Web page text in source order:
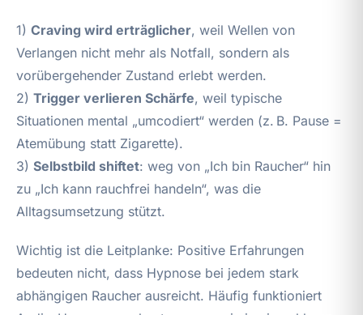
1) Craving wird erträglicher, weil Wellen von
Verlangen nicht mehr als Notfall, sondern als
vorübergehender Zustand erlebt werden.
2) Trigger verlieren Schärfe, weil typische
Situationen mental „umcodiert“ werden (z. B. Pause =
Atemübung statt Zigarette).
3) Selbstbild shiftet: weg von „Ich bin Raucher“ hin
zu „Ich kann rauchfrei handeln“, was die
Alltagsumsetzung stützt.
Wichtig ist die Leitplanke: Positive Erfahrungen
bedeuten nicht, dass Hypnose bei jedem stark
abhängigen Raucher ausreicht. Häufig funktioniert